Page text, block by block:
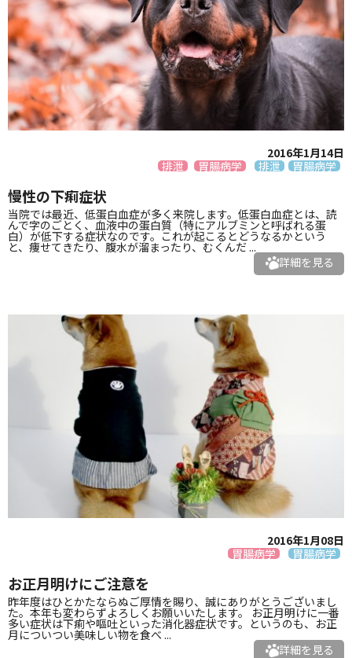
2016年1月14日
排泄
胃腸病学 排泄 胃腸病学
慢性の下痢症状
当院では最近、低蛋白血症が多く来院します。低蛋白血症とは、読
んで字のごとく、血液中の蛋白質（特にアルブミンと呼ばれる蛋
白）が低下する症状なのです。これが起こるとどうなるかという
と、痩せてきたり、腹水が溜まったり、むくんだ ...
詳細を見る
2016年1月08日
胃腸病学
胃腸病学
お正月明けにご注意を
昨年度はひとかたならぬご厚情を賜り、誠にありがとうございまし
た。本年も変わらずよろしくお願いいたします。 お正月明けに一番
多い症状は下痢や嘔吐といった消化器症状です。というのも、お正
月についつい美味しい物を食べ ...
詳細を見る